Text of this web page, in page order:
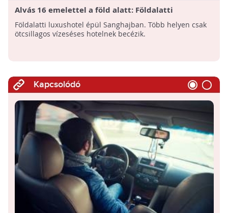
Alvás 16 emelettel a föld alatt: Földalatti
luxushotel épül Sanghajban
Földalatti luxushotel épül Sanghajban. Több helyen csak
ötcsillagos vízeséses hotelnek becézik.
Kapcsolódó